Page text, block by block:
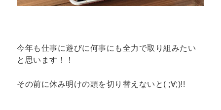
今年も仕事に遊びに何事にも全力で取り組みたい
と思います！！
その前に休み明けの頭を切り替えないと( ;∀;)!!